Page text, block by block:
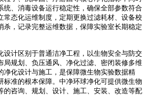
统、消毒设备运行稳定性，确保全部参数符合
常态化运维制度，定期更换过滤耗材、设备校
杀，记录完整运维数据，保障实验室长期稳定
设计区别于普通洁净工程，以生物安全与防交
局规划、负压通风、净化过滤、密闭装修多维
净化设计与施工，是保障微生物实验数据精
准的根本保障。 中净环球净化可提供微生物
的咨询、规划、设计、施工、安装、改造等配